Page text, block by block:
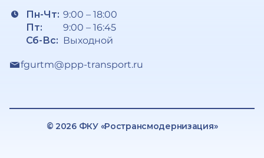
Пн-Чт:
Пт:
Сб-Вс:
9:00 – 18:00
9:00 – 16:45
Выходной
fgurtm@ppp-transport.ru
© 2026 ФКУ «Ространсмодернизация»